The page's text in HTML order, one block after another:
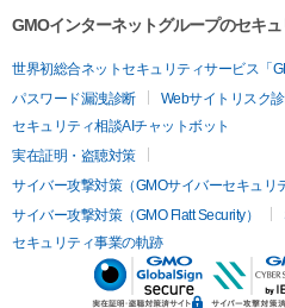
GMOインターネットグループのセキ
世界初総合ネットセキュリティサービス「
パスワード漏洩診断
Webサイトリスク
セキュリティ相談AIチャットボット
実在証明・盗聴対策
サイバー攻撃対策（GMOサイバーセキュリ
サイバー攻撃対策（GMO Flatt Security）
セキュリティ事業の軌跡